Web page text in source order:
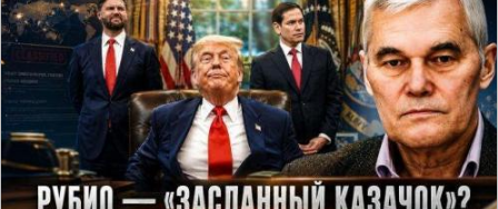
сети в России